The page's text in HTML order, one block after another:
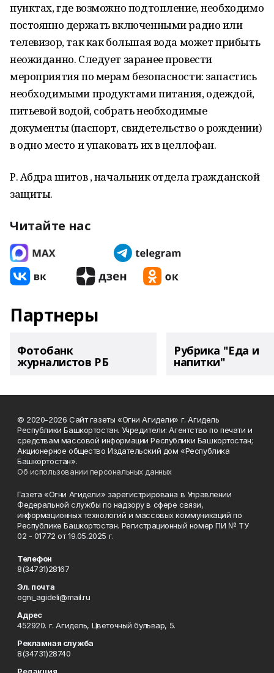
пунктах, где возможно подтопление, необходимо
постоянно держать включенными радио или
телевизор, так как большая вода может прибыть
неожиданно. Следует заранее провести
мероприятия по мерам безопасности: запастись
необходимыми продуктами питания, одеждой,
питьевой водой, собрать необходимые
документы (паспорт, свидетельство о рождении)
в одно место и упаковать их в целлофан.
Р. Абдра шитов , начальник отдела гражданской
защиты.
Читайте нас
Партнеры
Фотобанк
журналистов РБ
Рубрика "Еда и
напитки"
© 2020-2026 Сайт газеты «Огни Агидели» г. Агидель
Республики Башкортостан. Учредители: Агентство по печати и
средствам массовой информации Республики Башкортостан;
Акционерное общество Издательский дом «Республика
Башкортостан».
Об использовании персональных данных
Газета «Огни Агидели» зарегистрирована в Управлении
Федеральной службы по надзору в сфере связи,
информационных технологий и массовых коммуникаций по
Республике Башкортостан. Регистрационный номер ПИ № ТУ
02 - 01772 от 19.05.2025 г.
Телефон
8(34731)28167
Эл. почта
ogni_agideli@mail.ru
Адрес
452920. г. Агидель, Цветочный бульвар, 5.
Рекламная служба
8(34731)28740